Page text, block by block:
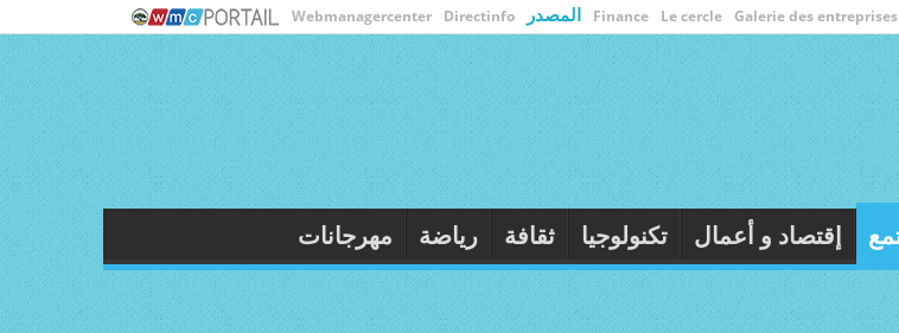
Webmanagercenter Directinfo المصدر Finance Le cercle Galerie des entreprises
مجتمع إقتصاد و أعمال تكنولوجيا ثقافة رياضة مهرجانات